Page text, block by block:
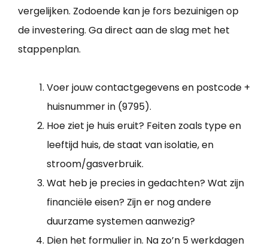
vergelijken. Zodoende kan je fors bezuinigen op
de investering. Ga direct aan de slag met het
stappenplan.
Voer jouw contactgegevens en postcode +
huisnummer in (9795).
Hoe ziet je huis eruit? Feiten zoals type en
leeftijd huis, de staat van isolatie, en
stroom/gasverbruik.
Wat heb je precies in gedachten? Wat zijn
financiële eisen? Zijn er nog andere
duurzame systemen aanwezig?
Dien het formulier in. Na zo’n 5 werkdagen